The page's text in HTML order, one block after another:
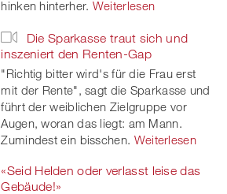
hinken hinterher. Weiterlesen
Die Sparkasse traut sich und
inszeniert den Renten-Gap
"Richtig bitter wird's für die Frau erst
mit der Rente", sagt die Sparkasse und
führt der weiblichen Zielgruppe vor
Augen, woran das liegt: am Mann.
Zumindest ein bisschen. Weiterlesen
«Seid Helden oder verlasst leise das
Gebäude!»